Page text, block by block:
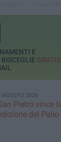
E
GRATIS
AGOSTO 2026
Pietro vince
del